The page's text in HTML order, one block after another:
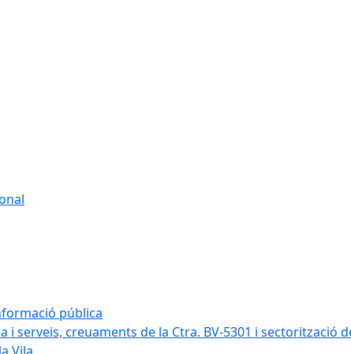
pública
i serveis, creuaments de la Ctra. BV-5301 i sectorització